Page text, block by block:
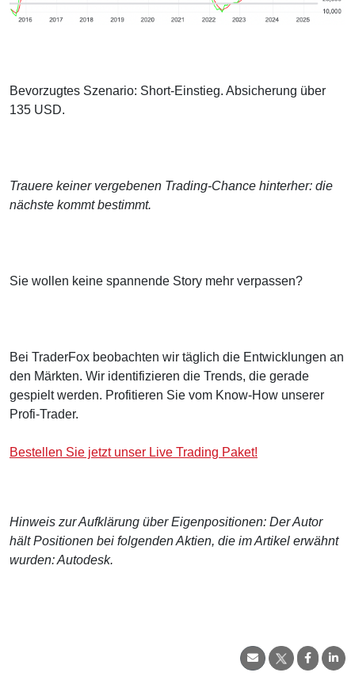
Bevorzugtes Szenario: Short-Einstieg. Absicherung über
135 USD.
Trauere keiner vergebenen Trading-Chance hinterher: die
nächste kommt bestimmt.
Sie wollen keine spannende Story mehr verpassen?
Bei TraderFox beobachten wir täglich die Entwicklungen an
den Märkten. Wir identifizieren die Trends, die gerade
gespielt werden. Profitieren Sie vom Know-How unserer
Profi-Trader.
Bestellen Sie jetzt unser Live Trading Paket!
Hinweis zur Aufklärung über Eigenpositionen: Der Autor
hält Positionen bei folgenden Aktien, die im Artikel erwähnt
wurden: Autodesk.